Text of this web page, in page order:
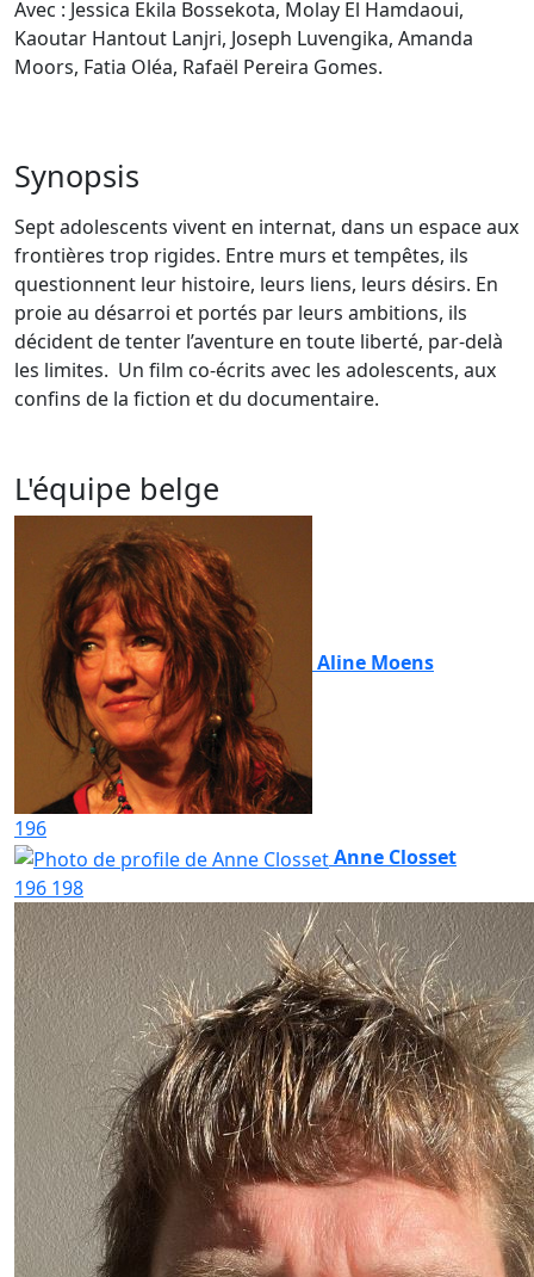
Avec : Jessica Ekila Bossekota, Molay El Hamdaoui,
Kaoutar Hantout Lanjri, Joseph Luvengika, Amanda
Moors, Fatia Oléa, Rafaël Pereira Gomes.
Synopsis
Sept adolescents vivent en internat, dans un espace aux
frontières trop rigides. Entre murs et tempêtes, ils
questionnent leur histoire, leurs liens, leurs désirs. En
proie au désarroi et portés par leurs ambitions, ils
décident de tenter l’aventure en toute liberté, par-delà
les limites. Un film co-écrits avec les adolescents, aux
confins de la fiction et du documentaire.
L'équipe belge
Aline Moens
196
Anne Closset
196 198